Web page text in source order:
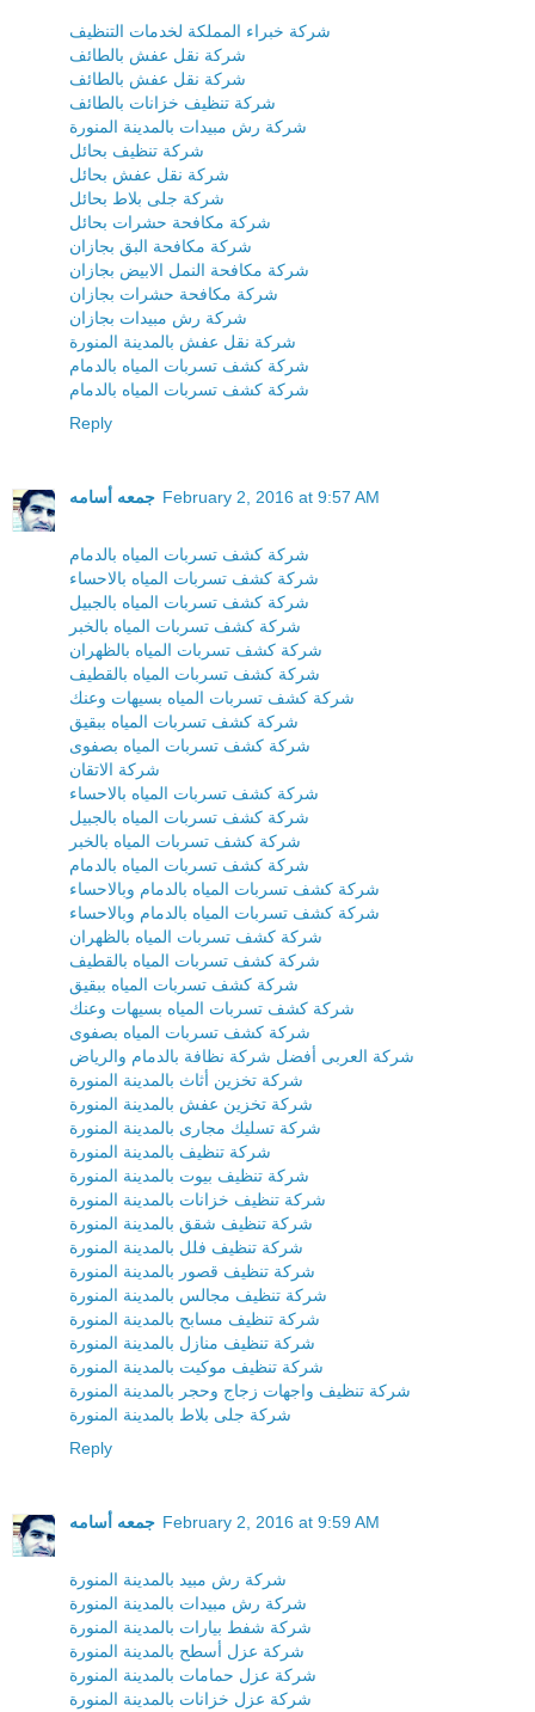
شركة خبراء المملكة لخدمات التنظيف
شركة نقل عفش بالطائف
شركة نقل عفش بالطائف
شركة تنظيف خزانات بالطائف
شركة رش مبيدات بالمدينة المنورة
شركة تنظيف بحائل
شركة نقل عفش بحائل
شركة جلى بلاط بحائل
شركة مكافحة حشرات بحائل
شركة مكافحة البق بجازان
شركة مكافحة النمل الابيض بجازان
شركة مكافحة حشرات بجازان
شركة رش مبيدات بجازان
شركة نقل عفش بالمدينة المنورة
شركة كشف تسربات المياه بالدمام
شركة كشف تسربات المياه بالدمام
Reply
جمعه أسامه February 2, 2016 at 9:57 AM
شركة كشف تسربات المياه بالدمام
شركة كشف تسربات المياه بالاحساء
شركة كشف تسربات المياه بالجبيل
شركة كشف تسربات المياه بالخبر
شركة كشف تسربات المياه بالظهران
شركة كشف تسربات المياه بالقطيف
شركة كشف تسربات المياه بسيهات وعنك
شركة كشف تسربات المياه ببقيق
شركة كشف تسربات المياه بصفوى
شركة الاتقان
شركة كشف تسربات المياه بالاحساء
شركة كشف تسربات المياه بالجبيل
شركة كشف تسربات المياه بالخبر
شركة كشف تسربات المياه بالدمام
شركة كشف تسربات المياه بالدمام وبالاحساء
شركة كشف تسربات المياه بالدمام وبالاحساء
شركة كشف تسربات المياه بالظهران
شركة كشف تسربات المياه بالقطيف
شركة كشف تسربات المياه ببقيق
شركة كشف تسربات المياه بسيهات وعنك
شركة كشف تسربات المياه بصفوى
شركة العربى أفضل شركة نظافة بالدمام والرياض
شركة تخزين أثاث بالمدينة المنورة
شركة تخزين عفش بالمدينة المنورة
شركة تسليك مجارى بالمدينة المنورة
شركة تنظيف بالمدينة المنورة
شركة تنظيف بيوت بالمدينة المنورة
شركة تنظيف خزانات بالمدينة المنورة
شركة تنظيف شقق بالمدينة المنورة
شركة تنظيف فلل بالمدينة المنورة
شركة تنظيف قصور بالمدينة المنورة
شركة تنظيف مجالس بالمدينة المنورة
شركة تنظيف مسابح بالمدينة المنورة
شركة تنظيف منازل بالمدينة المنورة
شركة تنظيف موكيت بالمدينة المنورة
شركة تنظيف واجهات زجاج وحجر بالمدينة المنورة
شركة جلى بلاط بالمدينة المنورة
Reply
جمعه أسامه February 2, 2016 at 9:59 AM
شركة رش مبيد بالمدينة المنورة
شركة رش مبيدات بالمدينة المنورة
شركة شفط بيارات بالمدينة المنورة
شركة عزل أسطح بالمدينة المنورة
شركة عزل حمامات بالمدينة المنورة
شركة عزل خزانات بالمدينة المنورة